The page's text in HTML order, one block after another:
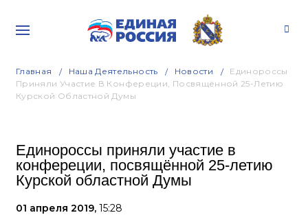
Главная Наша Деятельность Новости
Единороссы
Приняли Участие В Конфереции, Посвящённой 25-Летию
Курской Областной Думы
Единороссы приняли участие в
конфереции, посвящённой 25-летию
Курской областной Думы
01 апреля 2019, 15:28